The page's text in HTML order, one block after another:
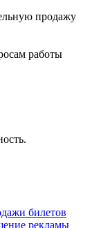
продажу
работы
билетов
рекламы